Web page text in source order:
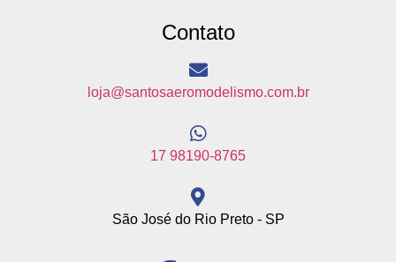
Contato
loja@santosaeromodelismo.com.br
17 98190-8765
São José do Rio Preto - SP